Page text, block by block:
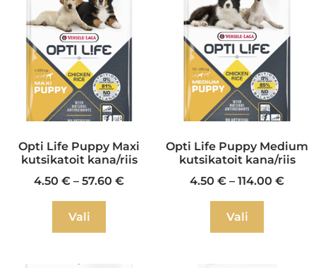
Opti Life Puppy Maxi
kutsikatoit kana/riis
4.50 € – 57.60 €
Vali
Opti Life Puppy Medium
kutsikatoit kana/riis
4.50 € – 114.00 €
Vali